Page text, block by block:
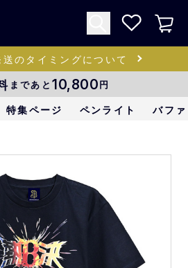
のタイミングについて
まであと 10,800円
特集ページ ペンライト バフ